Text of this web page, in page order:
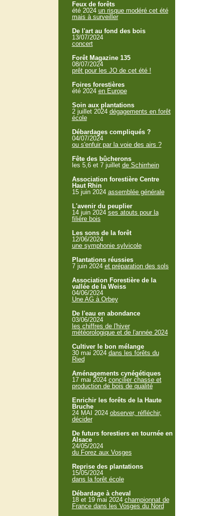
Feux de forêts
été 2024 un risque modéré cet été
mais à surveiller
De l'art au fond des bois
13/07/2024
concert
Forêt Magazine 135
08/07/2024
prêt pour les JO de cet été !
Foires forestières
été 2024 en Europe
Soin aux plantations
2 juillet 2024 dégagements en forêt
école
Débardages compliqués ?
04/07/2024
ou s'enfuir par la voie des airs ?
Fête des bûcherons
les 5,6 et 7 juillet de Schirrhein
Association forestière Centre
Haut Rhin
15 juin 2024 assemblée générale
L'avenir du peuplier
14 juin 2024 ses atouts pour la
filière bois
Les sons de la forêt
12/06/2024
une symphonie sylvicole
Plantations réussies
7 juin 2024 et préparation des sols
Association Forestière de la
vallée de la Weiss
04/06/2024
Une AG à Orbey
De l'eau en abondance
03/06/2024
les chiffres de l'hiver
météorologique et de l'année 2024
Cultiver le bon mélange
30 mai 2024 dans les forêts du
Ried
Aménagements cynégétiques
17 mai 2024 concilier chasse et
production de bois de qualité
Enrichir les forêts de la Haute
Bruche
24 MAI 2024 observer, réfléchir,
décider
De futurs forestiers en tournée en
Alsace
24/05/2024
du Forez aux Vosges
Reprise des plantations
15/05/2024
dans la forêt école
Débardage à cheval
18 et 19 mai 2024 championnat de
France dans les Vosges du Nord